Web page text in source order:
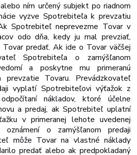
ním určený subjekt po riadnom
vyzve Spotrebiteľa k prevzatiu
Spotrebiteľ neprevezme Tovar v
odo dňa, kedy ju mal prevziať,
predať. Ak ide o Tovar väčšej
Spotrebiteľa o zamýšľanom
a poskytne mu primeranú
Tovaru. Prevádzkovateľ
vyplatí Spotrebiteľovi výťažok z
nákladov, ktoré účelne
a predaj, ak Spotrebiteľ uplatní
v primeranej lehote uvedenej
oznámení o zamýšľanom predaji
môže Tovar na vlastné náklady
predať alebo ak predpokladaný